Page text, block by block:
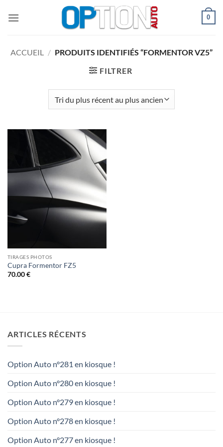
0
ACCUEIL / PRODUITS IDENTIFIÉS “FORMENTOR VZ5”
FILTRER
TIRAGES PHOTOS
Cupra Formentor FZ5
70.00€
ARTICLES RÉCENTS
Option Auto n°281 en kiosque !
Option Auto n°280 en kiosque !
Option Auto n°279 en kiosque !
Option Auto n°278 en kiosque !
Option Auto n°277 en kiosque !